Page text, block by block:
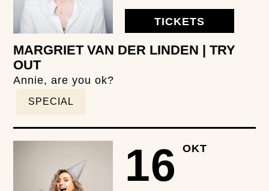
TICKETS
MARGRIET VAN DER LINDEN | TRY
OUT
Annie, are you ok?
SPECIAL
16 OKT